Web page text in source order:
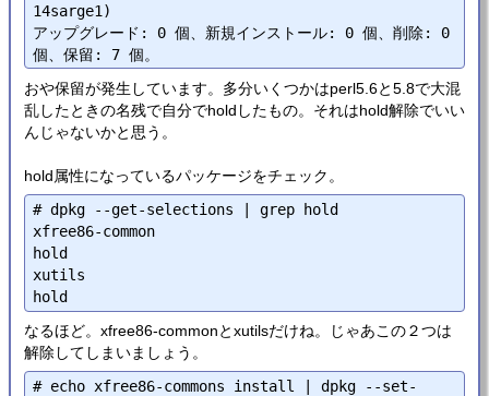
14sarge1)
アップグレード: 0 個、新規インストール: 0 個、削除: 0
おや保留が発生しています。多分いくつかはperl5.6と5.8で大混
乱したときの名残で自分でholdしたもの。それはhold解除でいい
んじゃないかと思う。
hold属性になっているパッケージをチェック。
# dpkg --get-selections | grep hold
xfree86-common
hold
xutils
なるほど。xfree86-commonとxutilsだけね。じゃあこの２つは
解除してしまいましょう。
# echo xfree86-commons install | dpkg --set-